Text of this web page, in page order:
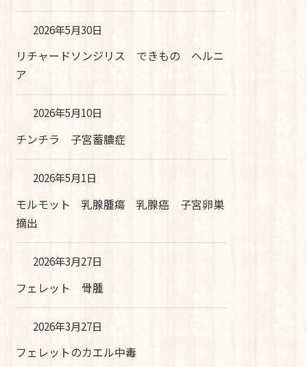
2026年5月30日
リチャードソンジリス できもの ヘルニ
ア
2026年5月10日
チンチラ 子宮蓄膿症
2026年5月1日
モルモット 乳腺腫瘍 乳腺癌 子宮卵巣
摘出
2026年3月27日
フェレット 骨腫
2026年3月27日
フェレットのカエル中毒